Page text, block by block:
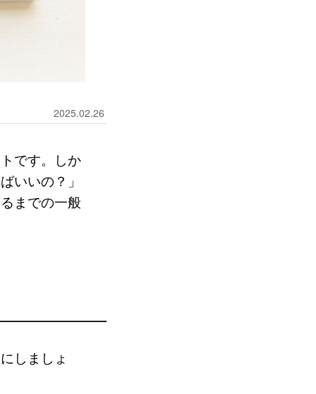
2025.02.26
です。しか
いいの？」
までの一般
しましょ